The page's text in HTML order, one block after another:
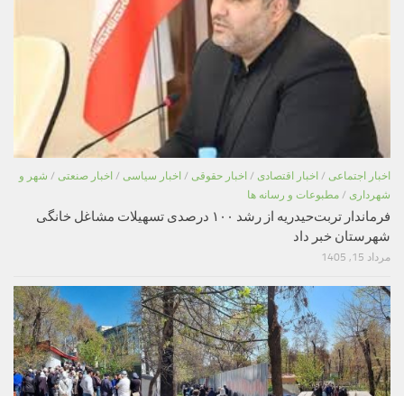
اخبار اجتماعی / اخبار اقتصادی / اخبار حقوقی / اخبار سیاسی / اخبار صنعتی / شهر و
شهرداری / مطبوعات و رسانه ها
فرماندار تربت‌حیدریه از رشد ۱۰۰ درصدی تسهیلات مشاغل خانگی
شهرستان خبر داد
مرداد 15, 1405